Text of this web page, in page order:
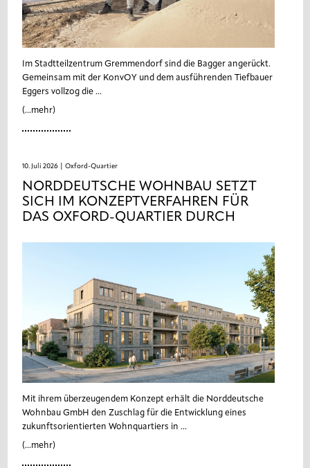
Im Stadtteilzentrum Gremmendorf sind die Bagger angerückt.
Gemeinsam mit der KonvOY und dem ausführenden Tiefbauer
Eggers vollzog die ...
(...mehr)
10. Juli 2026 | Oxford-Quartier
NORDDEUTSCHE WOHNBAU SETZT
SICH IM KONZEPTVERFAHREN FÜR
DAS OXFORD-QUARTIER DURCH
Mit ihrem überzeugendem Konzept erhält die Norddeutsche
Wohnbau GmbH den Zuschlag für die Entwicklung eines
zukunftsorientierten Wohnquartiers in ...
(...mehr)